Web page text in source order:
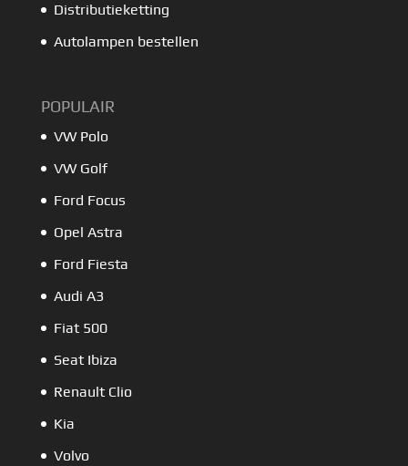
Distributieketting
Autolampen bestellen
POPULAIR
VW Polo
VW Golf
Ford Focus
Opel Astra
Ford Fiesta
Audi A3
Fiat 500
Seat Ibiza
Renault Clio
Kia
Volvo